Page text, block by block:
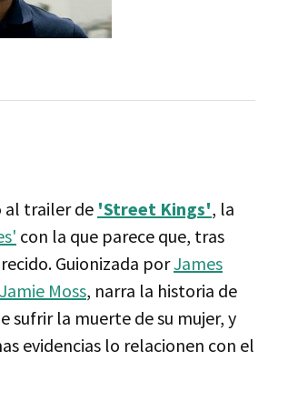
al trailer de 'Street Kings', la
con la que parece que, tras
Guionizada porJames
Jamie Moss, narra la historia de
sufrir la muerte de su mujer, y
evidencias lo relacionen con el